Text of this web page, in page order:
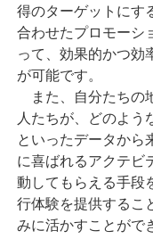
得のターゲットにす
合わせたプロモーシ
って、効果的かつ効
が可能です。
また、自分たちの
人たちが、どのよう
といったデータから
に喜ばれるアクテビ
動してもらえる手段
行体験を提供するこ
みに活かすことがで